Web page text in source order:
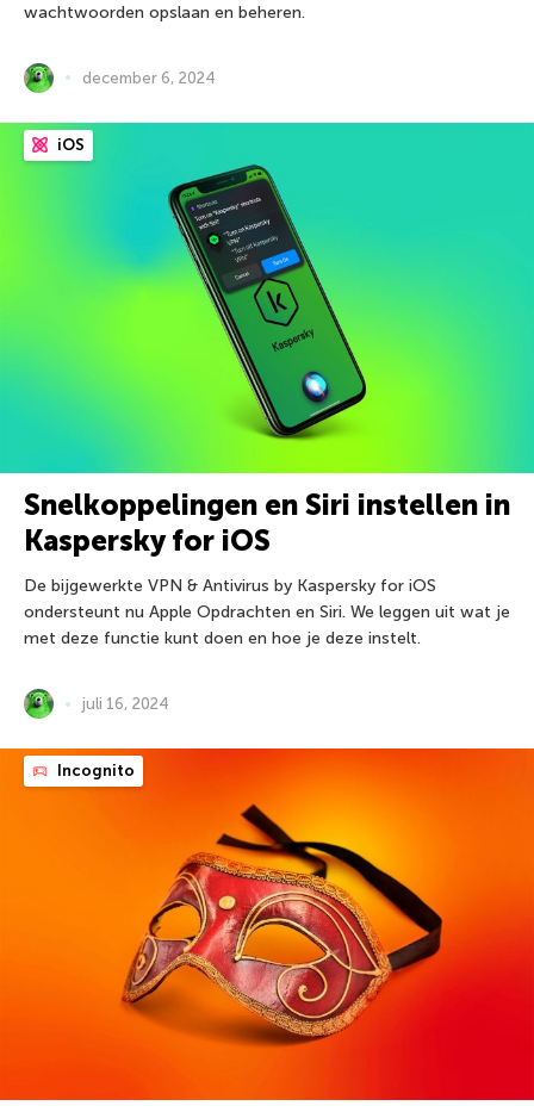
wachtwoorden opslaan en beheren.
december 6, 2024
iOS
Snelkoppelingen en Siri instellen in
Kaspersky for iOS
De bijgewerkte VPN & Antivirus by Kaspersky for iOS
ondersteunt nu Apple Opdrachten en Siri. We leggen uit wat je
met deze functie kunt doen en hoe je deze instelt.
juli 16, 2024
Incognito